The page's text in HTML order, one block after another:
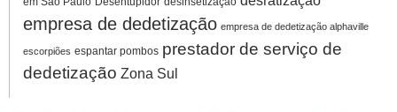
empresa de dedetização empresa de dedetização alphaville
escorpiões espantar pombos prestador de serviço de
dedetização Zona Sul